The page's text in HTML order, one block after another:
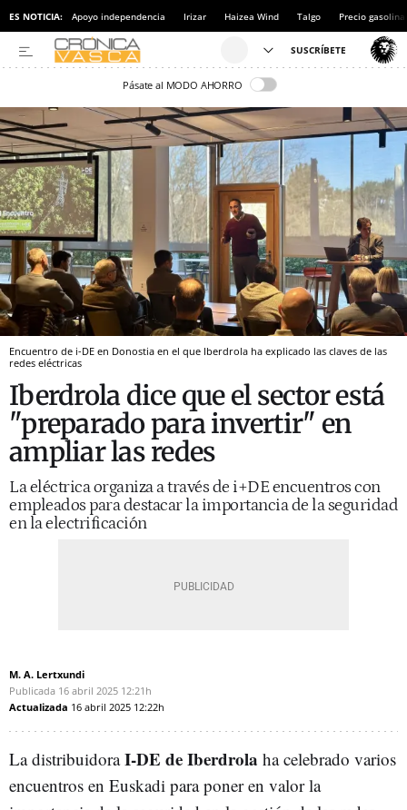
ES NOTICIA: Apoyo independencia Irizar Haizea Wind Talgo Precio gasolina
Pásate al MODO AHORRO
Encuentro de i-DE en Donostia en el que Iberdrola ha explicado las claves de las
redes eléctricas
Iberdrola dice que el sector está
"preparado para invertir" en
ampliar las redes
La eléctrica organiza a través de i+DE encuentros con
empleados para destacar la importancia de la seguridad
en la electrificación
M. A. Lertxundi
Publicada 16 abril 2025 12:21h
Actualizada 16 abril 2025 12:22h
La distribuidoraI-DE de Iberdrola ha celebrado varios
encuentros en Euskadi para poner en valor la